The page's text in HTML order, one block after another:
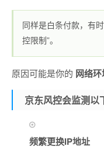
同样是白条付款，有
控限制”。
原因可能是你的 网络
京东风控会监测以
频繁更换IP地址